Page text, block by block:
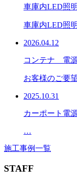
車庫内LED照明
車庫内LED照
2026.04.12
コンテナ 電
お客様のご要
2025.10.31
カーポート電
…
施工事例一覧
STAFF